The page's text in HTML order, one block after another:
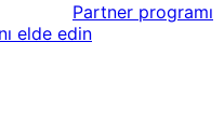
Partner programı
elde edin